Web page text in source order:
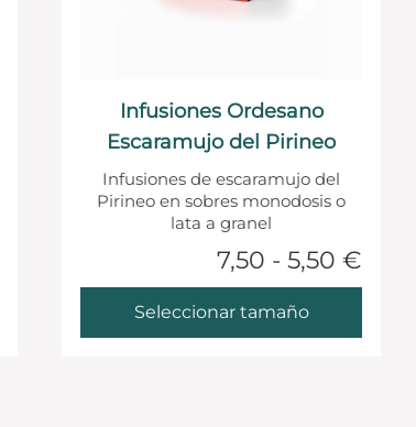
Infusiones Ordesano
Escaramujo del Pirineo
Infusiones de escaramujo del
Pirineo en sobres monodosis o
lata a granel
7,50 - 5,50 €
Seleccionar tamaño